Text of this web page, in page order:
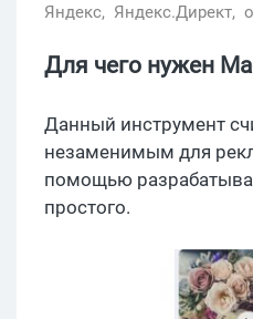
Яндекс, Яндекс.Директ,
Для чего нужен
Данный инструмент
незаменимым для
помощью
простого.